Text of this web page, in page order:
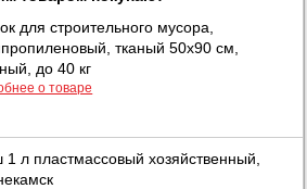
для строительного мусора,
тканый 50х90 см,
до 40 кг
о товаре
1 л пластмассовый хозяйственный,